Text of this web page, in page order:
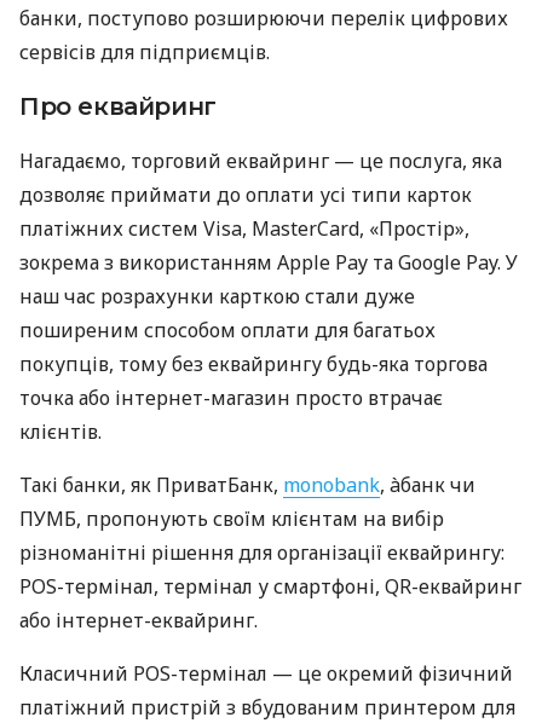
банки, поступово розширюючи перелік цифрових
сервісів для підприємців.
Про еквайринг
Нагадаємо, торговий еквайринг — це послуга, яка
дозволяє приймати до оплати усі типи карток
платіжних систем Visa, MasterCard, «Простір»,
зокрема з використанням Apple Pay та Google Pay. У
наш час розрахунки карткою стали дуже
поширеним способом оплати для багатьох
покупців, тому без еквайрингу будь-яка торгова
точка або інтернет-магазин просто втрачає
клієнтів.
Такі банки, як ПриватБанк, monobank, àбанк чи
ПУМБ, пропонують своїм клієнтам на вибір
різноманітні рішення для організації еквайрингу:
POS-термінал, термінал у смартфоні, QR-еквайринг
або інтернет-еквайринг.
Класичний POS-термінал — це окремий фізичний
платіжний пристрій з вбудованим принтером для